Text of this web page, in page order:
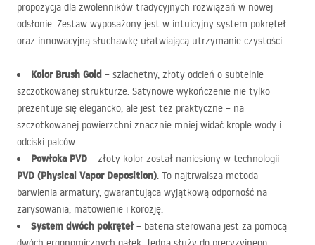
propozycja dla zwolenników tradycyjnych rozwiązań w nowej
odsłonie. Zestaw wyposażony jest w intuicyjny system pokręteł
oraz innowacyjną słuchawkę ułatwiającą utrzymanie czystości.
Kolor Brush Gold – szlachetny, złoty odcień o subtelnie
szczotkowanej strukturze. Satynowe wykończenie nie tylko
prezentuje się elegancko, ale jest też praktyczne – na
szczotkowanej powierzchni znacznie mniej widać krople wody i
odciski palców.
Powłoka PVD – złoty kolor został naniesiony w technologii
PVD (Physical Vapor Deposition). To najtrwalsza metoda
barwienia armatury, gwarantująca wyjątkową odporność na
zarysowania, matowienie i korozję.
System dwóch pokręteł– bateria sterowana jest za pomocą